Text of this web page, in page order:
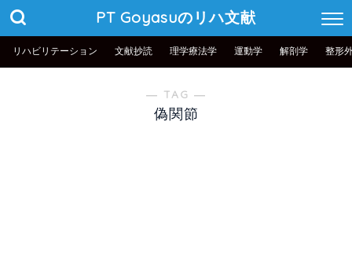
PT Goyasuのリハ文献
リハビリテーション 文献抄読 理学療法学 運動学 解剖学 整形
― TAG ―
偽関節